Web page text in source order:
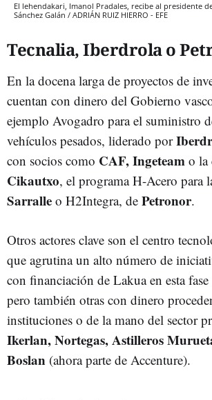
El lehendakari, Imanol Pradales, recibe al presidente
Sánchez Galán / ADRIÁN RUIZ HIERRO - EFE
Tecnalia, Iberdrola o
En la docena larga de proyectos de
cuentan con dinero del Gobierno
ejemplo Avogadro para el suministro
vehículos pesados, liderado por
con socios como CAF, Ingeteam o la
Cikautxo, el programa H-Acero para
Sarralle o H2Integra, de Petronor.
Otros actores clave son el centro
que agrutina un alto número de
con financiación de Lakua en esta
pero también otras con dinero
instituciones o de la mano del sector
Ikerlan, Nortegas, Astilleros
Boslan (ahora parte de Accenture).